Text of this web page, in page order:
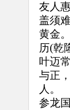
友人
盖须
黄金
历(乾
叶迈
与正
人。
参龙